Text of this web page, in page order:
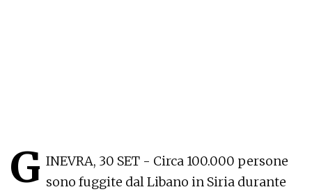
G INEVRA, 30 SET - Circa 100.000 persone
sono fuggite dal Libano in Siria durante